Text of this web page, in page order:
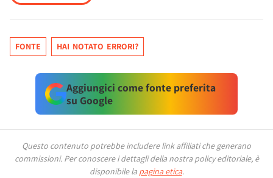
FONTE HAI NOTATO ERRORI?
Aggiungici come fonte preferita
su Google
Questo contenuto potrebbe includere link affiliati che generano
commissioni. Per conoscere i dettagli della nostra policy editoriale, è
disponibile la pagina etica.